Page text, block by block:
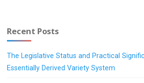
Recent Posts
The Legislative Status and Practical
Essentially Derived Variety System